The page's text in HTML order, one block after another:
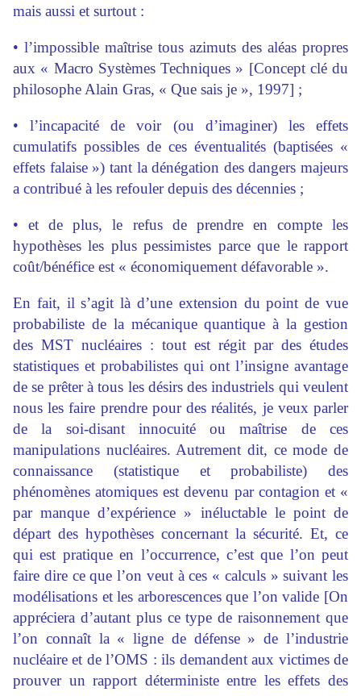
mais aussi et surtout :
• l’impossible maîtrise tous azimuts des aléas propres
aux « Macro Systèmes Techniques » [Concept clé du
philosophe Alain Gras, « Que sais je », 1997] ;
• l’incapacité de voir (ou d’imaginer) les effets
cumulatifs possibles de ces éventualités (baptisées «
effets falaise ») tant la dénégation des dangers majeurs
a contribué à les refouler depuis des décennies ;
• et de plus, le refus de prendre en compte les
hypothèses les plus pessimistes parce que le rapport
coût/bénéfice est « économiquement défavorable ».
En fait, il s’agit là d’une extension du point de vue
probabiliste de la mécanique quantique à la gestion
des MST nucléaires : tout est régit par des études
statistiques et probabilistes qui ont l’insigne avantage
de se prêter à tous les désirs des industriels qui veulent
nous les faire prendre pour des réalités, je veux parler
de la soi-disant innocuité ou maîtrise de ces
manipulations nucléaires. Autrement dit, ce mode de
connaissance (statistique et probabiliste) des
phénomènes atomiques est devenu par contagion et «
par manque d’expérience » inéluctable le point de
départ des hypothèses concernant la sécurité. Et, ce
qui est pratique en l’occurrence, c’est que l’on peut
faire dire ce que l’on veut à ces « calculs » suivant les
modélisations et les arborescences que l’on valide [On
appréciera d’autant plus ce type de raisonnement que
l’on connaît la « ligne de défense » de l’industrie
nucléaire et de l’OMS : ils demandent aux victimes de
prouver un rapport déterministe entre les effets des